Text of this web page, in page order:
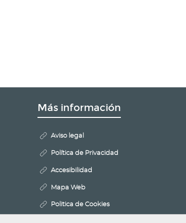
Más información
Aviso legal
Política de Privacidad
Accesibilidad
Mapa Web
Politica de Cookies